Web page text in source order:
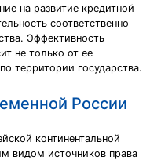
на развитие кредитной
соответственно
Эффективность
не только от ее
территории государства.
России
континентальной
видом источников права